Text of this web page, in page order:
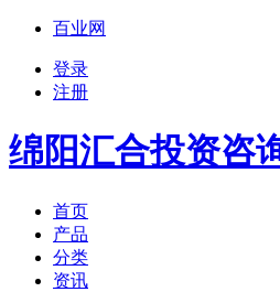
百业网
登录
注册
绵阳汇合投资咨
首页
产品
分类
资讯